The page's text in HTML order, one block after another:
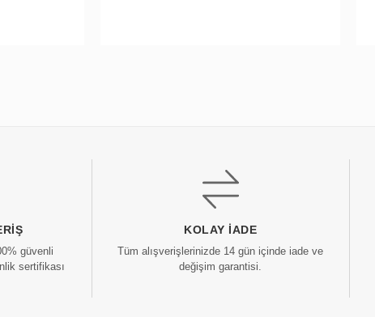
güvenli
sertifikası
KOLAY İADE
Tüm alışverişlerinizde 14 gün içinde iade ve
değişim garantisi.